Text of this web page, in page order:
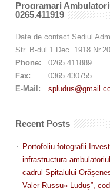
Programari
0265.411919
Date de contact Sediul
Str. B-dul 1 Dec. 1918 Nr.20
Phone:
0265.411889
Fax:
0365.430755
E-Mail:
Recent Posts
Portofoliu fotografii
infrastructura
cadrul Spitalului
Valer Russu» Luduș”,